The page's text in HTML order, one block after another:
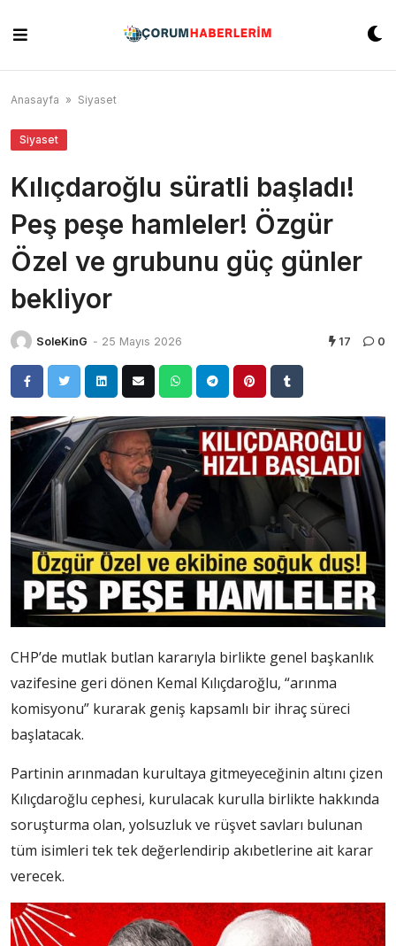
content
Anasayfa » Siyaset
Siyaset
Kılıçdaroğlu süratli başladı!
Peş peşe hamleler! Özgür
Özel ve grubunu güç günler
bekliyor
SoleKinG - 25 Mayıs 2026 17 0
CHP’de mutlak butlan kararıyla birlikte genel başkanlık
vazifesine geri dönen Kemal Kılıçdaroğlu, “arınma
komisyonu” kurarak geniş kapsamlı bir ihraç süreci
başlatacak.
Partinin arınmadan kurultaya gitmeyeceğinin altını çizen
Kılıçdaroğlu cephesi, kurulacak kurulla birlikte hakkında
soruşturma olan, yolsuzluk ve rüşvet savları bulunan
tüm isimleri tek tek değerlendirip akıbetlerine ait karar
verecek.